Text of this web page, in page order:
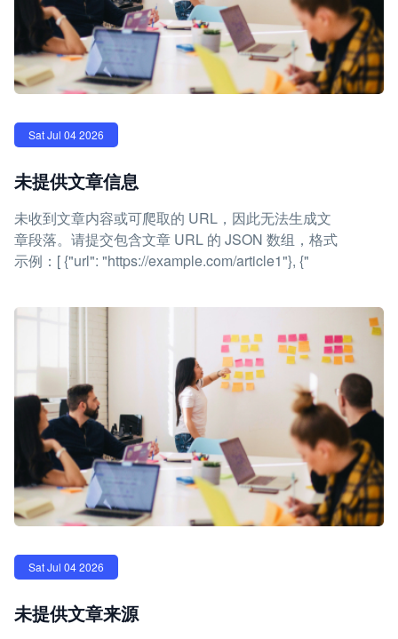
Sat Jul 04 2026
未提供文章信息
未收到文章内容或可爬取的 URL，因此无法生成文
章段落。请提交包含文章 URL 的 JSON 数组，格式
示例：[ {"url": "https://example.com/article1"}, {"
Sat Jul 04 2026
未提供文章来源